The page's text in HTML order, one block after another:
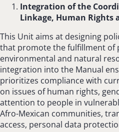
Integration of the
Linkage, Human Rights
This Unit aims at designing
that promote the fulfillment of
environmental and natural
integration into the Manual
prioritizes compliance with
on issues of human rights,
attention to people in
Afro-Mexican communities,
access, personal data